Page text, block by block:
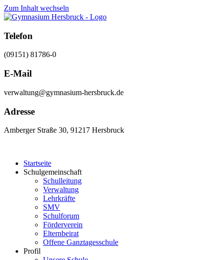
Zum Inhalt wechseln
Telefon
(09151) 81786-0
E-Mail
verwaltung@gymnasium-hersbruck.de
Adresse
Amberger Straße 30, 91217 Hersbruck
Startseite
Schulgemeinschaft
Schulleitung
Verwaltung
Lehrkräfte
SMV
Schulforum
Förderverein
Elternbeirat
Offene Ganztagesschule
Profil